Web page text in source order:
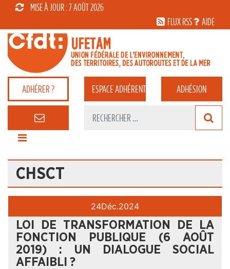
MISE À JOUR : 7 AOÛT 2026
FLUX RSS
AIDE
ADHÉRER ? ESPACEADHÉRENT ADHÉSION
CHSCT
24Déc.2024
LOI DE TRANSFORMATION DE LA
FONCTION PUBLIQUE (6 AOÛT
2019) : UN DIALOGUE SOCIAL
AFFAIBLI ?